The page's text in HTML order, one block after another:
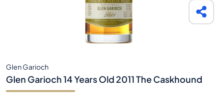
Glen Garioch
Glen Garioch 14 Years Old 2011 The Caskhound